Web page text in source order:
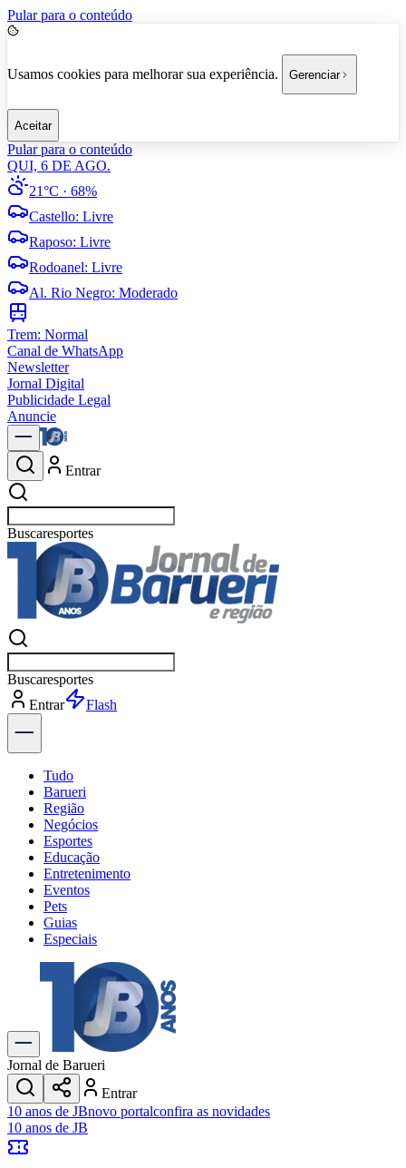
Pular para o conteúdo
Usamos cookies para melhorar sua experiência. Gerenciar
Aceitar
Pular para o conteúdo
QUI, 6 DE AGO.
21°C · 68%
Castello: Livre
Raposo: Livre
Rodoanel: Livre
Al. Rio Negro: Moderado
Trem: Normal
Canal de WhatsApp
Newsletter
Jornal Digital
Publicidade Legal
Anuncie
Entrar
Buscarpolítica
Buscarpolítica
Entrar
Explorar
Tudo
Barueri
Região
Negócios
Esportes
Educação
Entretenimento
Eventos
Pets
Guias
Especiais
Explore Tudo
Últimas Notícias
Previsão do Tempo
Trânsito e Rotas
Dia a Dia & Lazer
Transportes
Gastronomia
Cinema & Shows
JogosNovo
Jornal de Barueri
Entrar
10 anos de JBnovo portalconfira as novidades
10 anos de JB